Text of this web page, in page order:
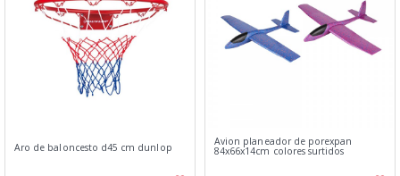
Aro de baloncesto d45 cm dunlop Avion planeador de porexpan
84x66x14cm colores surtidos